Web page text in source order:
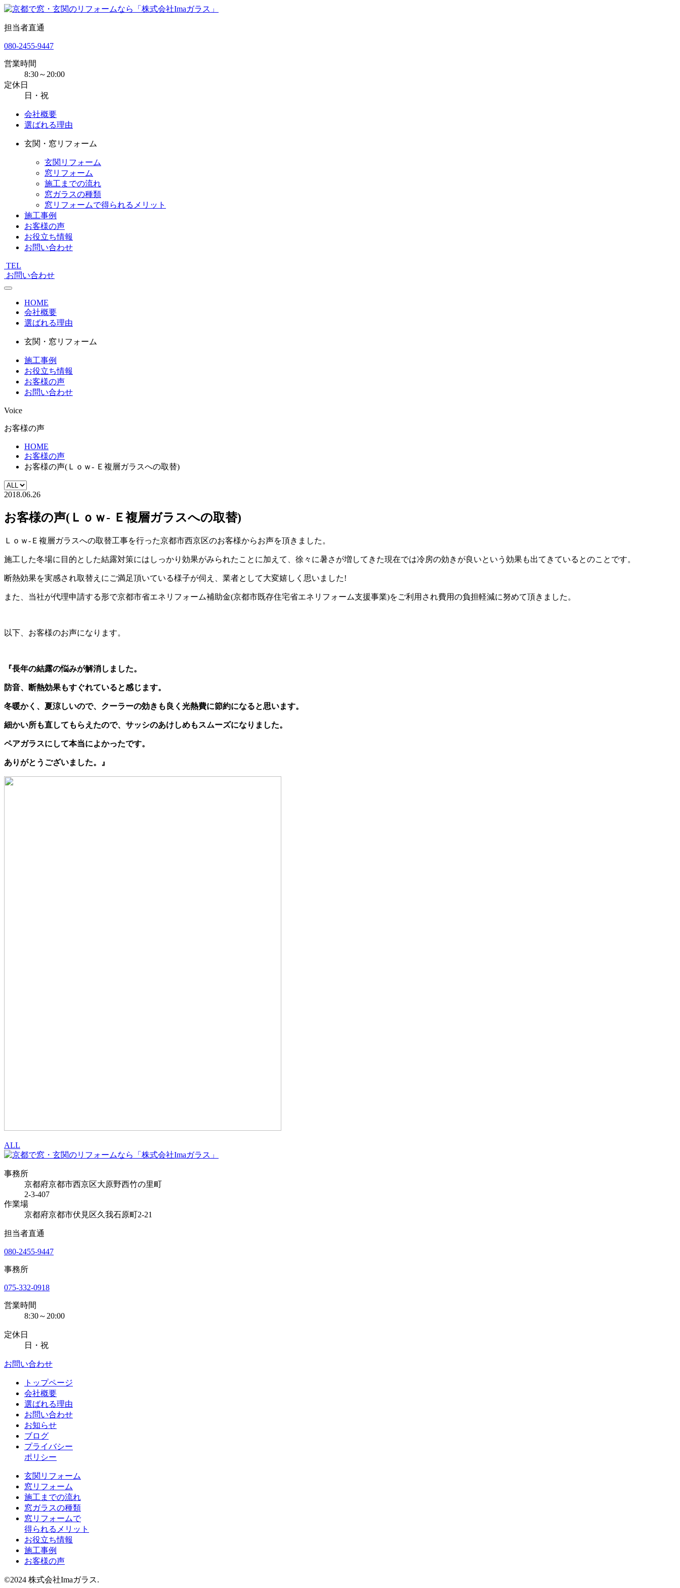
担当者直通
080-2455-9447
営業時間
8:30～20:00
定休日
日・祝
会社概要
選ばれる理由
玄関・窓リフォーム
玄関リフォーム
窓リフォーム
施工までの流れ
窓ガラスの種類
窓リフォームで得られるメリット
施工事例
お客様の声
お役立ち情報
お問い合わせ
TEL
お問い合わせ
HOME
会社概要
選ばれる理由
玄関・窓リフォーム
施工事例
お役立ち情報
お客様の声
お問い合わせ
Voice
お客様の声
HOME
お客様の声
お客様の声(Ｌｏｗ- Ｅ複層ガラスへの取替)
2018.06.26
お客様の声(Ｌｏｗ- Ｅ複層ガラスへの取替)
Ｌｏｗ-Ｅ複層ガラスへの取替工事を行った京都市西京区のお客様からお声を頂きました。
施工した冬場に目的とした結露対策にはしっかり効果がみられたことに加えて、徐々に暑さが増してきた現在では冷房の効きが良いという効果も出てきているとのことです。
断熱効果を実感され取替えにご満足頂いている様子が伺え、業者として大変嬉しく思いました!
また、当社が代理申請する形で京都市省エネリフォーム補助金(京都市既存住宅省エネリフォーム支援事業)をご利用され費用の負担軽減に努めて頂きました。
以下、お客様のお声になります。
『長年の結露の悩みが解消しました。
防音、断熱効果もすぐれていると感じます。
冬暖かく、夏涼しいので、クーラーの効きも良く光熱費に節約になると思います。
細かい所も直してもらえたので、サッシのあけしめもスムーズになりました。
ペアガラスにして本当によかったです。
ありがとうございました。』
ALL
事務所
京都府京都市西京区大原野西竹の里町
2-3-407
作業場
京都府京都市伏見区久我石原町2-21
担当者直通
080-2455-9447
事務所
075-332-0918
営業時間
8:30～20:00
定休日
日・祝
お問い合わせ
トップページ
会社概要
選ばれる理由
お問い合わせ
お知らせ
ブログ
プライバシー
ポリシー
玄関リフォーム
窓リフォーム
施工までの流れ
窓ガラスの種類
窓リフォームで
得られるメリット
お役立ち情報
施工事例
お客様の声
©2024 株式会社Imaガラス.